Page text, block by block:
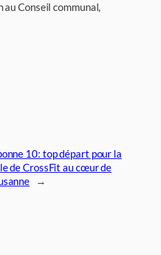
Conseil communal,
10: top départ pour la
de CrossFit au cœur de
→